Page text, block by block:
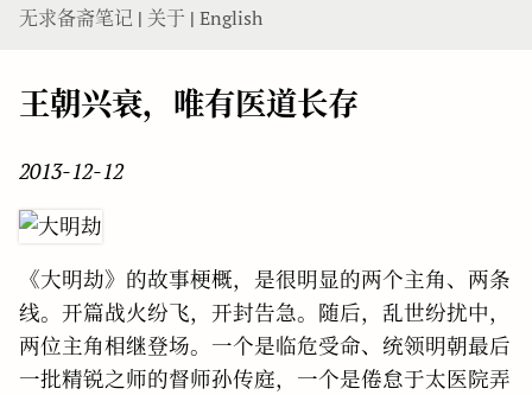
无求备斋笔记 | 关于 | English
王朝兴衰，唯有医道长存
2013-12-12
《大明劫》的故事梗概，是很明显的两个主角、两条
线。开篇战火纷飞，开封告急。随后，乱世纷扰中，
两位主角相继登场。一个是临危受命、统领明朝最后
一批精锐之师的督师孙传庭，一个是倦怠于太医院弄